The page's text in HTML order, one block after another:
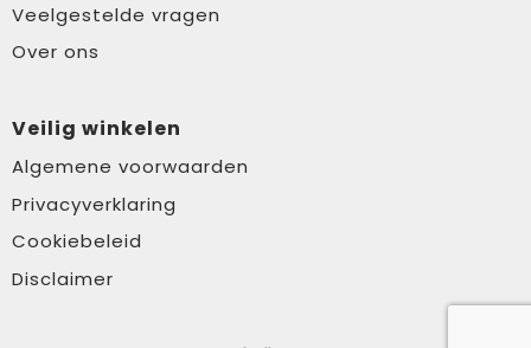
Veelgestelde vragen
Over ons
Veilig winkelen
Algemene voorwaarden
Privacyverklaring
Cookiebeleid
Disclaimer